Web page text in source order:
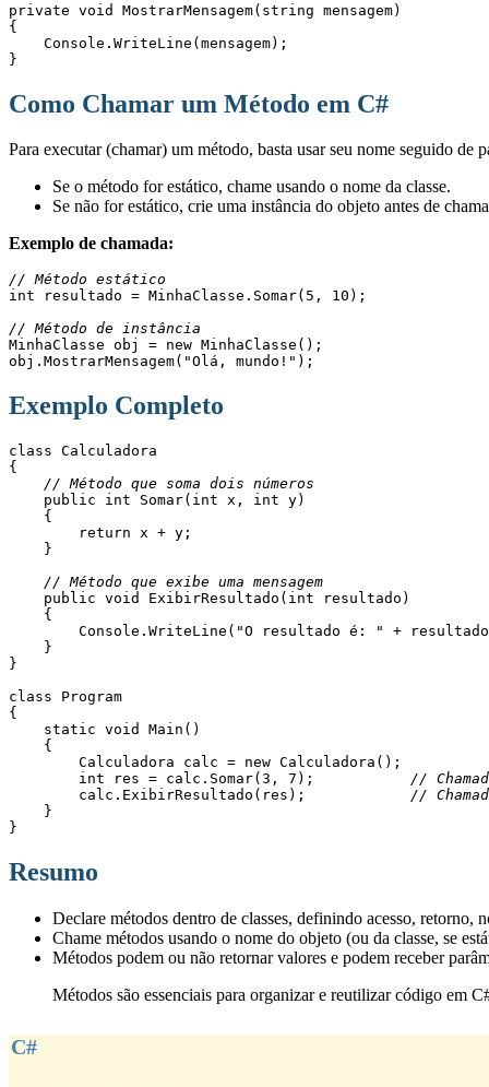
private void MostrarMensagem(string mensagem)
{
    Console.WriteLine(mensagem);
}
Como Chamar um Método em C#
Para executar (chamar) um método, basta usar seu nome seguido de
Se o método for estático, chame usando o nome da classe.
Se não for estático, crie uma instância do objeto antes de
Exemplo de chamada:
// Método estático
int resultado = MinhaClasse.Somar(5, 10);
// Método de instância
MinhaClasse obj = new MinhaClasse();
obj.MostrarMensagem("Olá, mundo!");
Exemplo Completo
class Calculadora
{
// Método que soma dois números
    public int Somar(int x, int y)
    {
        return x + y;
    }
// Método que exibe uma mensagem
    public void ExibirResultado(int resultado)
    {
Console.WriteLine("O resultado é: " +
    }
}
class Program
{
    static void Main()
    {
        Calculadora calc = new Calculadora();
        int res = calc.Somar(3, 7);
//
        calc.ExibirResultado(res);
//
    }
}
Resumo
Declare métodos dentro de classes, definindo acesso, retorno,
Chame métodos usando o nome do objeto (ou da classe, se
Métodos podem ou não retornar valores e podem receber
Métodos são essenciais para organizar e reutilizar código em
C#